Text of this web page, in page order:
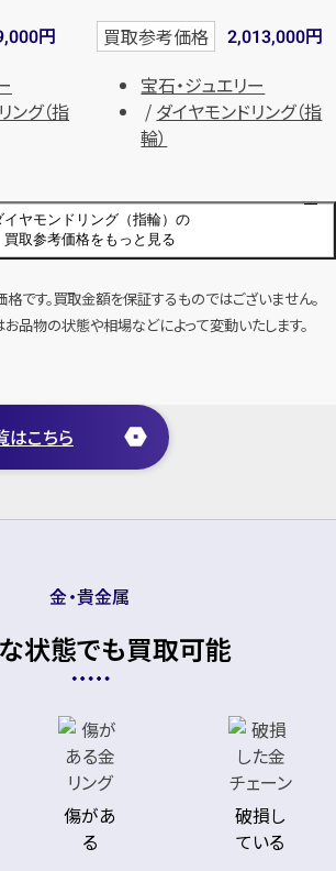
イヤモンドリング（指輪）の
買取参考価格をもっと見る
円
ング（指
買取参考価格 2,013,000円
宝石・ジュエリー
ダイヤモンドリング（指
輪）
円
店舗買取
D3.376ct MD1.434ct
買取参考価格
宝石・ジュエリー
ング
K18×K18WG×ダイヤモンドリ
です。買取金額を保証するものではございません。
品物の状態や相場などによって変動いたします。
こちら
金・貴金属
状態でも買取可能
傷があ
る
破損し
ている